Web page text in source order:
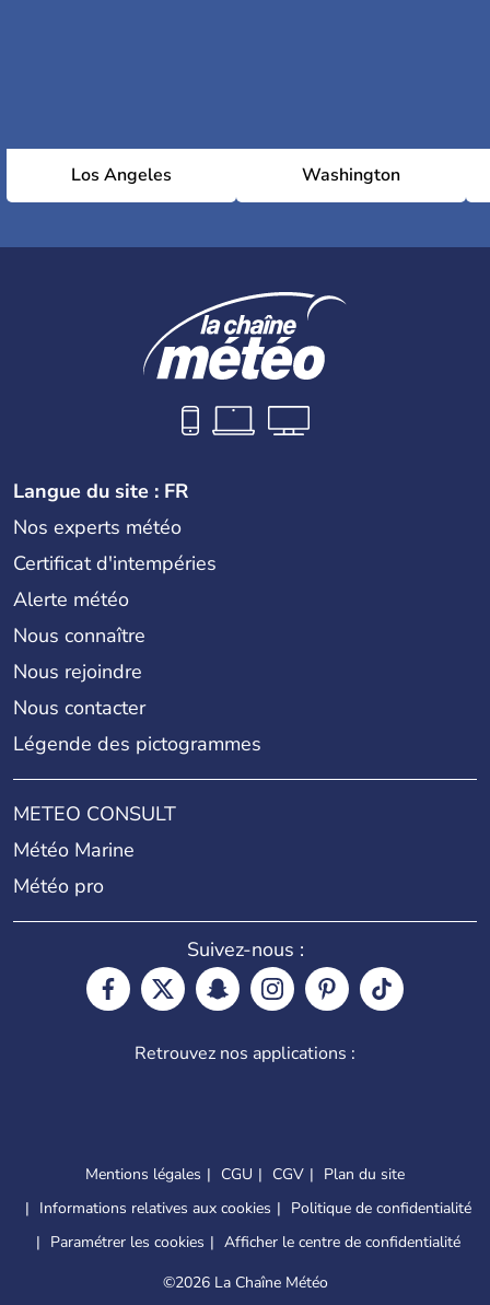
Los Angeles Washington
Langue du site : FR
Nos experts météo
Certificat d'intempéries
Alerte météo
Nous connaître
Nous rejoindre
Nous contacter
Légende des pictogrammes
METEO CONSULT
Météo Marine
Météo pro
Suivez-nous :
Retrouvez nos applications :
Mentions légales CGU CGV
Plan du site
Informations relatives aux cookies
Politique de confidentialité
Paramétrer les cookies
Afficher le centre de confidentialité
©2026 La Chaîne Météo